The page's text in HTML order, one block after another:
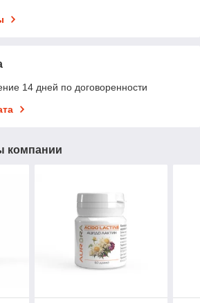
14 дней по договоренности
компании